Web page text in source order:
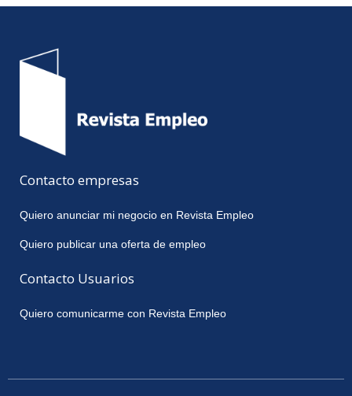
Contacto empresas
Quiero anunciar mi negocio en Revista Empleo
Quiero publicar una oferta de empleo
Contacto Usuarios
Quiero comunicarme con Revista Empleo